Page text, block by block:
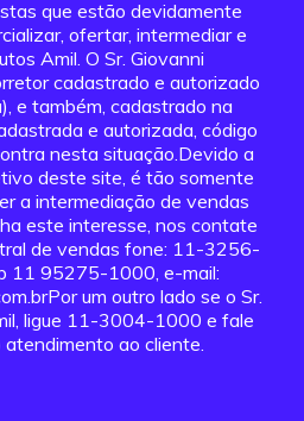
que estão devidamente
ofertar, intermediar e
Amil. O Sr. Giovanni
cadastrado e autorizado
e também, cadastrado na
e autorizada, código
nesta situação.Devido a
deste site, é tão somente
a intermediação de vendas
este interesse, nos contate
de vendas fone: 11-3256-
11 95275-1000, e-mail:
um outro lado se o Sr.
ligue 11-3004-1000 e fale
ao cliente.